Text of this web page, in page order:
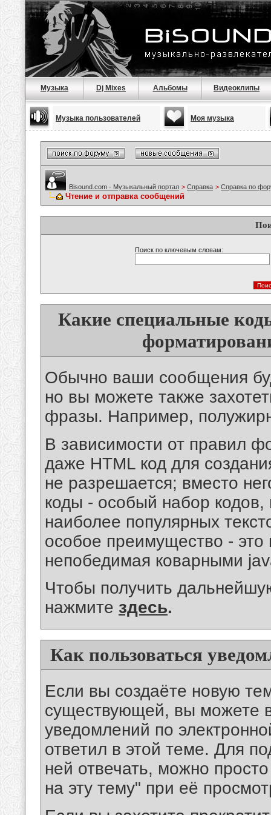
Музыка Dj Mixes Альбомы Видеоклипы
Музыка пользователей Моя музыка
Bisound.com - Музыкальный портал > Справка > Справка по
Чтение и отправка сообщений
Поиск по ключевым словам:
Какие специальные
Обычно ваши сообщения
но вы можете также
фразы. Например,
В зависимости от правил
даже HTML код для
не разрешается; вместо
коды - особый набор кодов,
наиболее популярных
особое преимущество - это
непобедимая коварными
Чтобы получить
нажмите здесь.
Как пользоваться
Если вы создаёте новую
существующей, вы можете
уведомлений по
ответил в этой теме. Для
ней отвечать, можно
на эту тему" при её